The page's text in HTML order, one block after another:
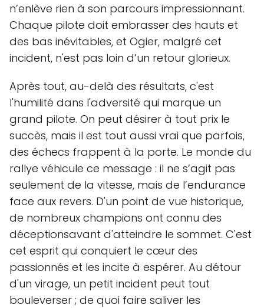
n’enlève rien à son parcours impressionnant.
Chaque pilote doit embrasser des hauts et
des bas inévitables, et Ogier, malgré cet
incident, n'est pas loin d’un retour glorieux.
Après tout, au-delà des résultats, c'est
l'humilité dans l'adversité qui marque un
grand pilote. On peut désirer à tout prix le
succès, mais il est tout aussi vrai que parfois,
des échecs frappent à la porte. Le monde du
rallye véhicule ce message : il ne s’agit pas
seulement de la vitesse, mais de l’endurance
face aux revers. D'un point de vue historique,
de nombreux champions ont connu des
déceptionsavant d'atteindre le sommet. C'est
cet esprit qui conquiert le cœur des
passionnés et les incite à espérer. Au détour
d'un virage, un petit incident peut tout
bouleverser ; de quoi faire saliver les